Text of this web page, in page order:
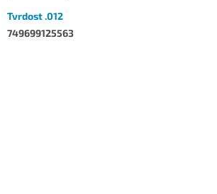
Tvrdost .012
749699125563